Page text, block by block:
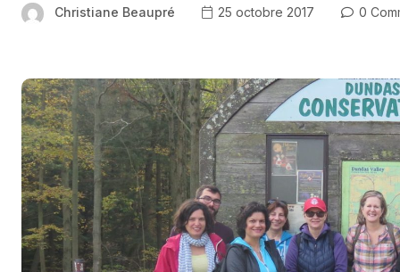
Christiane Beaupré 25 octobre 2017 0